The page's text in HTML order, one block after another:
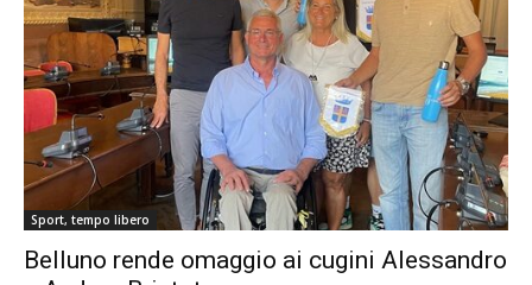
Sport, tempo libero
Belluno rende omaggio ai cugini Alessandro